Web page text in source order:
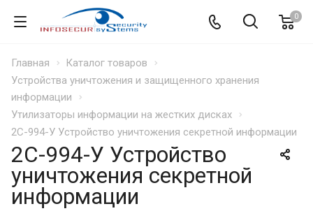
0
Главная
Каталог товаров
Устройства уничтожения и защищенного хранения
информации
Утилизаторы информации на жестких дисках
2С-994-У Устройство уничтожения секретной информации
2С-994-У Устройство
уничтожения секретной
информации